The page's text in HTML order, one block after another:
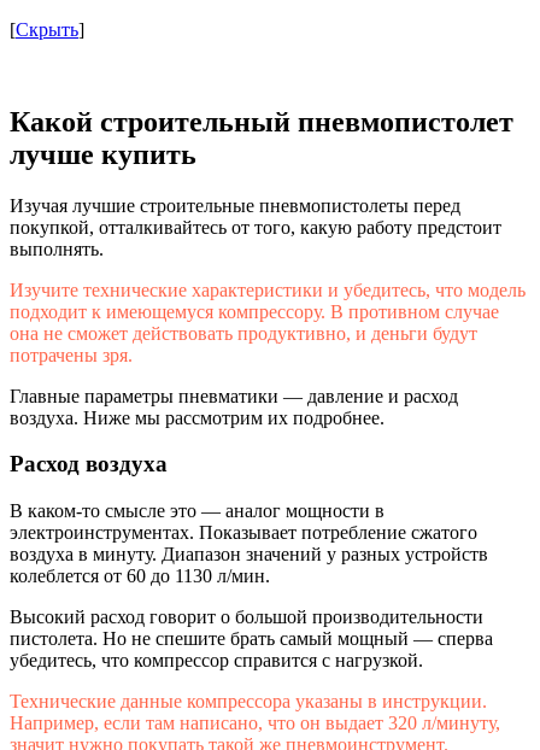
[Скрыть]
Какой строительный пневмопистолет
лучше купить
Изучая лучшие строительные пневмопистолеты перед
покупкой, отталкивайтесь от того, какую работу предстоит
выполнять.
Изучите технические характеристики и убедитесь, что модель
подходит к имеющемуся компрессору. В противном случае
она не сможет действовать продуктивно, и деньги будут
потрачены зря.
Главные параметры пневматики — давление и расход
воздуха. Ниже мы рассмотрим их подробнее.
Расход воздуха
В каком-то смысле это — аналог мощности в
электроинструментах. Показывает потребление сжатого
воздуха в минуту. Диапазон значений у разных устройств
колеблется от 60 до 1130 л/мин.
Высокий расход говорит о большой производительности
пистолета. Но не спешите брать самый мощный — сперва
убедитесь, что компрессор справится с нагрузкой.
Технические данные компрессора указаны в инструкции.
Например, если там написано, что он выдает 320 л/минуту,
значит нужно покупать такой же пневмоинструмент.